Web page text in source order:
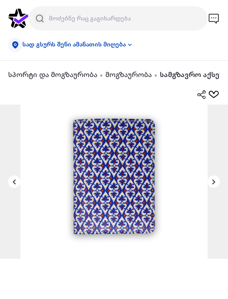
სად გსურს შენი ამანათის მიღება
სპორტი და მოგზაურობა მოგზაურობა სამგზავრო